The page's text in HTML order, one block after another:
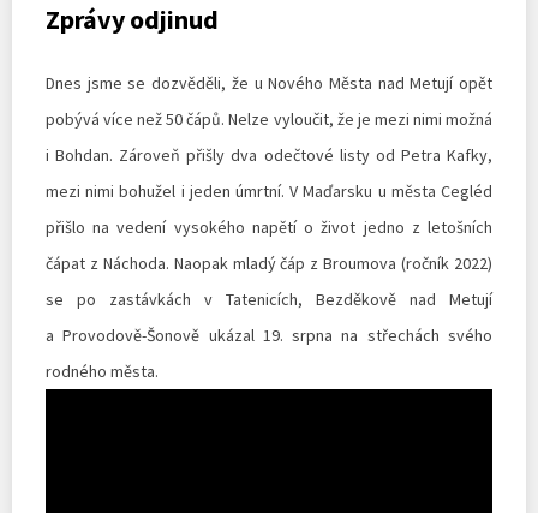
Zprávy odjinud
Dnes jsme se dozvěděli, že u Nového Města nad Metují opět
pobývá více než 50 čápů. Nelze vyloučit, že je mezi nimi možná
i Bohdan. Zároveň přišly dva odečtové listy od Petra Kafky,
mezi nimi bohužel i jeden úmrtní. V Maďarsku u města Cegléd
přišlo na vedení vysokého napětí o život jedno z letošních
čápat z Náchoda. Naopak mladý čáp z Broumova (ročník 2022)
se po zastávkách v Tatenicích, Bezděkově nad Metují
a Provodově-Šonově ukázal 19. srpna na střechách svého
rodného města.